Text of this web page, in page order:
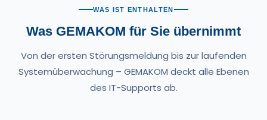
WAS IST ENTHALTEN
Was GEMAKOM für Sie übernimmt
Von der ersten Störungsmeldung bis zur laufenden
Systemüberwachung – GEMAKOM deckt alle Ebenen
des IT-Supports ab.